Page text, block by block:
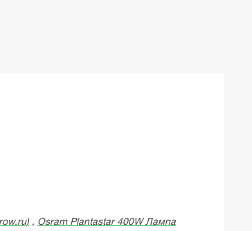
, Osram Plantastar 400W Лампа